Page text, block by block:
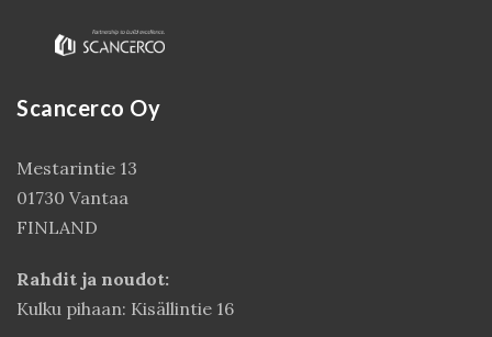
Scancerco Oy
Mestarintie 13
01730 Vantaa
FINLAND
Rahdit ja noudot:
Kulku pihaan: Kisällintie 16